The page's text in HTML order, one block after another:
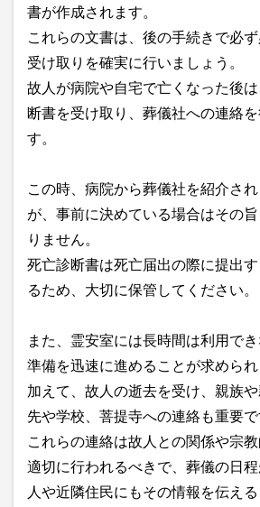
書が作成されます。
これらの文書は、後の手続きで必ず
受け取りを確実に行いましょう。
故人が病院や自宅で亡くなった後
断書を受け取り、葬儀社への連絡
す。
この時、病院から葬儀社を紹介さ
が、事前に決めている場合はその
りません。
死亡診断書は死亡届出の際に提出
るため、大切に保管してください。
また、霊安室には長時間は利用で
準備を迅速に進めることが求められ
加えて、故人の逝去を受け、親族
先や学校、菩提寺への連絡も重要で
これらの連絡は故人との関係や宗
適切に行われるべきで、葬儀の日
人や近隣住民にもその情報を伝える